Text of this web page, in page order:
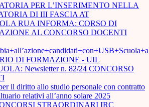
PER L’INSERIMENTO NELLA
DI III FASCIA AT
RUA INFORMA: CORSO DI
AL CONCORSO DOCENTI
DI FORMAZIONE - UIL
Newsletter n. 82/24 CONCORSO
il diritto allo studio personale con contratto
relativi all’anno solare 2025
STRAORDINARI IRC